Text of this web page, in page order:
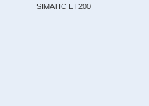
SIMATIC ET200